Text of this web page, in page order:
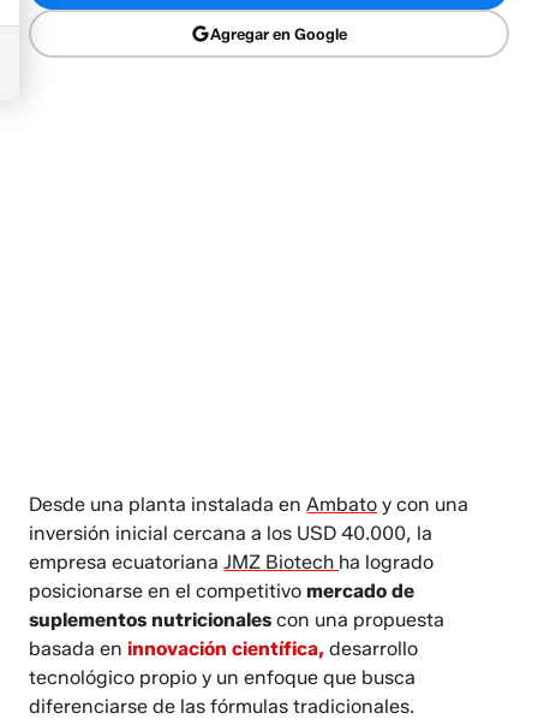
Agregar en Google
Desde una planta instalada enAmbato y con una
inversión inicial cercana a los USD 40.000, la
empresa ecuatorianaJMZ Biotech ha logrado
posicionarse en el competitivomercado de
suplementos nutricionalescon una propuesta
basada eninnovación científica, desarrollo
tecnológico propio y un enfoque que busca
diferenciarse de las fórmulas tradicionales.